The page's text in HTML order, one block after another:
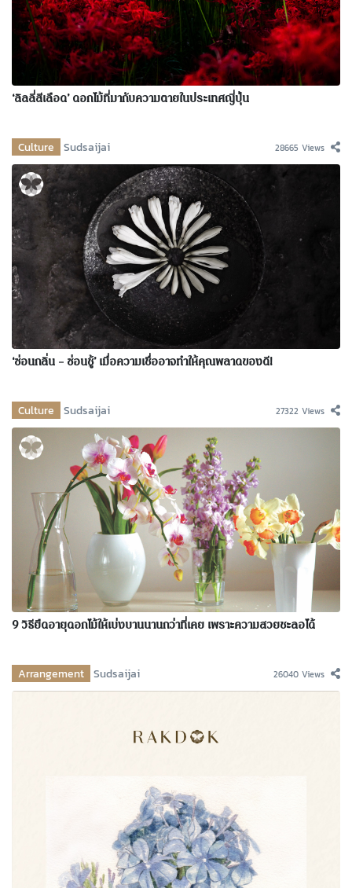
‘ลิลลี่สีเลือด’ ดอกไม้ที่มากับความตายในประเทศญี่ปุ่น
Culture Sudsaijai 28665 Views
‘ซ่อนกลิ่น – ซ่อนชู้’ เมื่อความเชื่ออาจทำให้คุณพลาดของดี!
Culture Sudsaijai 27322 Views
9 วิธียืดอายุดอกไม้ให้เบ่งบานนานกว่าที่เคย เพราะความสวยชะลอได้
Arrangement Sudsaijai 26040 Views